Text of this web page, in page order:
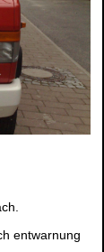
entwarnung